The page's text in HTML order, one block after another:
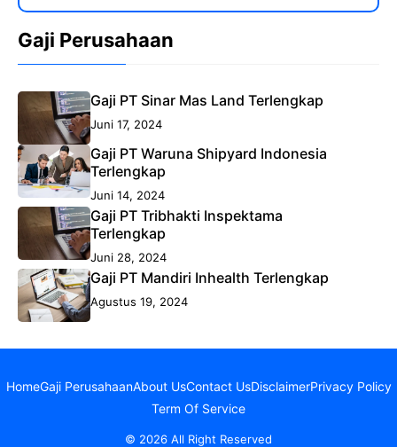
Gaji Perusahaan
Gaji PT Sinar Mas Land Terlengkap
Juni 17, 2024
Gaji PT Waruna Shipyard Indonesia
Terlengkap
Juni 14, 2024
Gaji PT Tribhakti Inspektama
Terlengkap
Juni 28, 2024
Gaji PT Mandiri Inhealth Terlengkap
Agustus 19, 2024
HomeGaji PerusahaanAbout UsContact UsDisclaimerPrivacy Policy
Term Of Service
© 2026 All Right Reserved